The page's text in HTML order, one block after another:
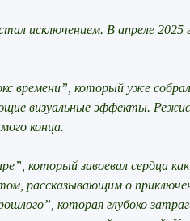
исключением. В апреле 2025
времени”, который уже
визуальные эффекты.
конца.
который завоевал сердца
рассказывающим о
которая глубоко